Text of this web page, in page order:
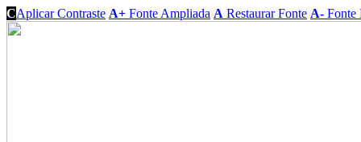
CAplicar Contraste A+ Fonte Ampliada A Restaurar Fonte A- Fonte